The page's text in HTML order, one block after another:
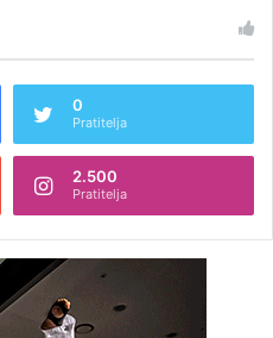
0
Pratitelja
2.500
Pratitelja